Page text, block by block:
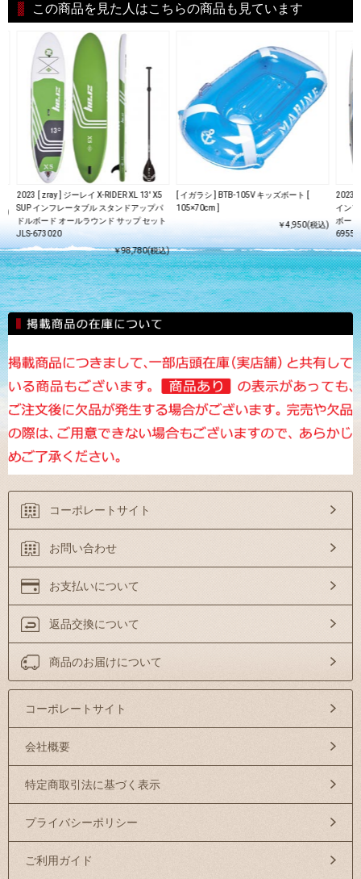
この商品を見た人はこちらの商品も見ています
)
2023 [ zray ] ジーレイ X-RIDER XL 13' X5
SUP インフレータブル スタンドアップパ
ドルボード オールラウンド サップ セット
JLS-673020
￥98,780(税込)
[ イガラシ ] BTB-105V キッズボート [
105×70cm ]
￥4,950(税込)
2023 [
イン
ボー
コーポレートサイト
お問い合わせ
お支払いについて
返品交換について
商品のお届けについて
コーポレートサイト
会社概要
特定商取引法に基づく表示
プライバシーポリシー
ご利用ガイド